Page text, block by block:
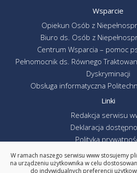
Wsparcie
Opiekun Osób z
Biuro ds. Osób z
Centrum Wsparcia – pomoc
Pełnomocnik ds. Równego
Dyskryminacji
Obsługa informatyczna
Linki
Redakcja serwisu
Deklaracja
Polityka
Poprzednia wersja
Politechnika
W ramach naszego serwisu www stosujemy
na urządzeniu użytkownika w celu
do indywidualnych preferencji